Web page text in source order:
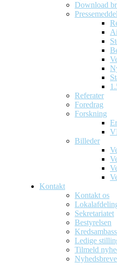
Download
Referater
Foredrag
Forskning
Billeder
Kontakt
Kontakt os
Sekretariatet
Bestyrelsen
Ledige
Tilmeld
Nyhedsbreve